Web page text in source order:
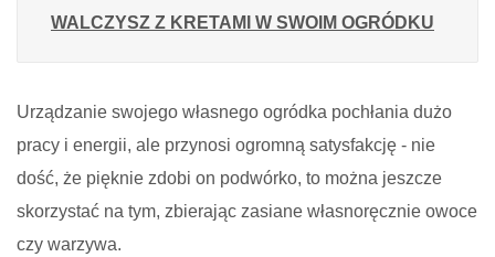
WALCZYSZ Z KRETAMI W SWOIM OGRÓDKU
Urządzanie swojego własnego ogródka pochłania dużo
pracy i energii, ale przynosi ogromną satysfakcję - nie
dość, że pięknie zdobi on podwórko, to można jeszcze
skorzystać na tym, zbierając zasiane własnoręcznie owoce
czy warzywa.